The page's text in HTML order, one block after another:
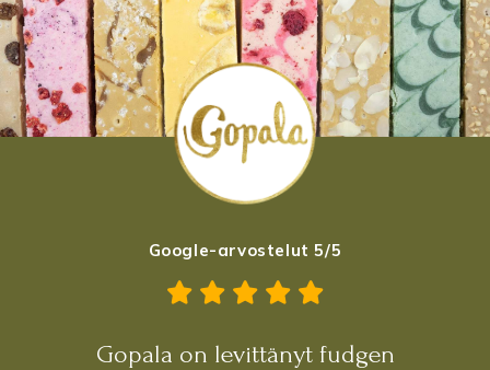
Google-arvostelut 5/5
Gopala on levittänyt fudgen